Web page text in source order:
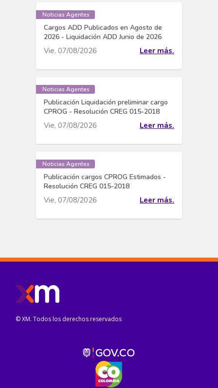
Noticias Agentes
Cargos ADD Publicados en Agosto de
2026 - Liquidación ADD Junio de 2026
Vie, 07/08/2026 Leer más.
Noticias Agentes
Publicación Liquidación preliminar cargo
CPROG - Resolución CREG 015-2018
Vie, 07/08/2026 Leer más.
Noticias Agentes
Publicación cargos CPROG Estimados -
Resolución CREG 015-2018
Vie, 07/08/2026 Leer más.
© XM. Todos los derechos reservados